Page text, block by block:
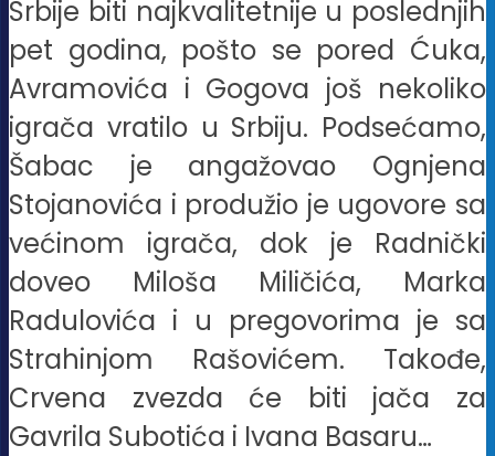
Srbije biti najkvalitetnije u poslednjih
pet godina, pošto se pored Ćuka,
Avramovića i Gogova još nekoliko
igrača vratilo u Srbiju. Podsećamo,
Šabac je angažovao Ognjena
Stojanovića i produžio je ugovore sa
većinom igrača, dok je Radnički
doveo Miloša Miličića, Marka
Radulovića i u pregovorima je sa
Strahinjom Rašovićem. Takođe,
Crvena zvezda će biti jača za
Gavrila Subotića i Ivana Basaru…